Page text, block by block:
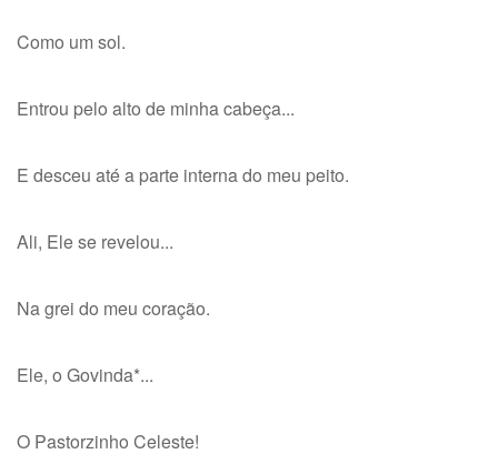
Como um sol.
Entrou pelo alto de minha cabeça...
E desceu até a parte interna do meu peito.
Ali, Ele se revelou...
Na grei do meu coração.
Ele, o Govinda*...
O Pastorzinho Celeste!